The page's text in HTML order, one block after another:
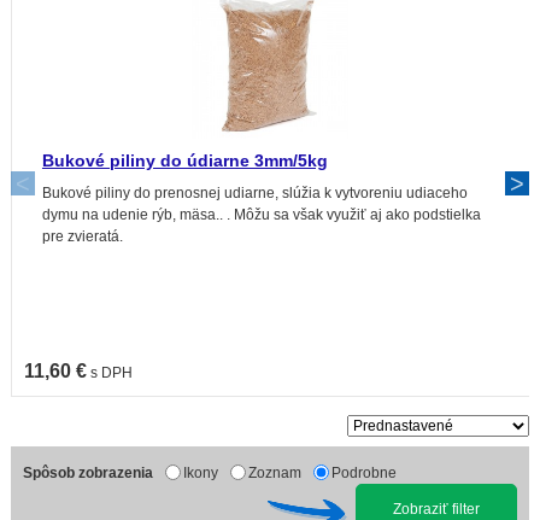
Bukové piliny do údiarne 3mm/5kg
Bukové piliny do prenosnej udiarne, slúžia k vytvoreniu udiaceho
dymu na udenie rýb, mäsa.. . Môžu sa však využiť aj ako podstielka
pre zvieratá.
11,60 € s DPH
Spôsob zobrazenia Ikony Zoznam Podrobne
Zobraziť filter